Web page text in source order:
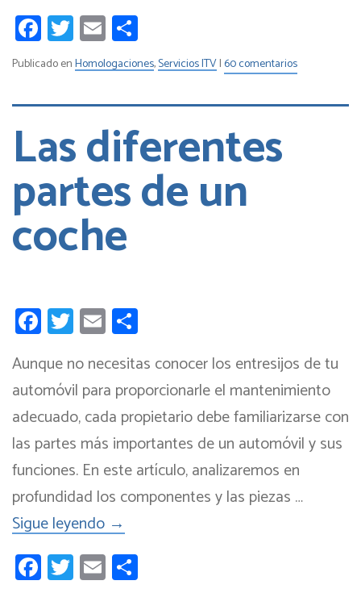
Facebook
Twitter
Email
Publicado enHomologaciones,Servicios ITV|60 comentarios
Las diferentes
partes de un
coche
Facebook
Twitter
Email
Aunque no necesitas conocer los entresijos de tu
automóvil para proporcionarle el mantenimiento
adecuado, cada propietario debe familiarizarse con
las partes más importantes de un automóvil y sus
funciones. En este artículo, analizaremos en
profundidad los componentes y las piezas …
Sigue leyendo →
Facebook
Twitter
Email